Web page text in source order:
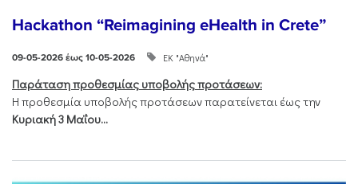
Hackathon “Reimagining eHealth in Crete”
09-05-2026 έως 10-05-2026 ΕΚ "Αθηνά"
Παράταση προθεσμίας υποβολής προτάσεων:
Η προθεσμία υποβολής προτάσεων παρατείνεται έως την
Κυριακή 3 Μαΐου...